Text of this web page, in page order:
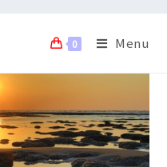
0 Menu